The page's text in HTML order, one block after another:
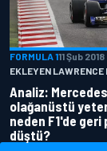
FORMULA 111 Şub 2018
EKLEYEN LAWRENCE
Analiz:
olağanüstü
neden F1'de geri
düştü?